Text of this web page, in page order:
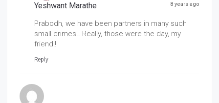
Yeshwant Marathe 8 years ago
Prabodh, we have been partners in many such
small crimes.. Really, those were the day, my
friend!!
Reply